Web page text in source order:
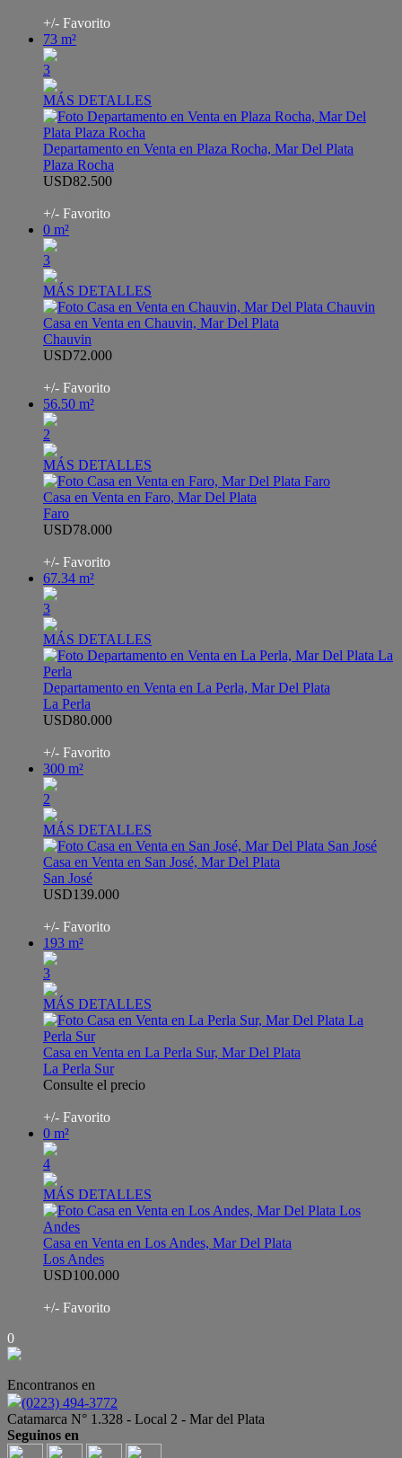
+/- Favorito
73 m²
3
MÁS DETALLES
Departamento en Venta en Plaza Rocha, Mar Del Plata
Plaza Rocha
USD82.500
+/- Favorito
0 m²
3
MÁS DETALLES
Casa en Venta en Chauvin, Mar Del Plata
Chauvin
USD72.000
+/- Favorito
56.50 m²
2
MÁS DETALLES
Casa en Venta en Faro, Mar Del Plata
Faro
USD78.000
+/- Favorito
67.34 m²
3
MÁS DETALLES
Departamento en Venta en La Perla, Mar Del Plata
La Perla
USD80.000
+/- Favorito
300 m²
2
MÁS DETALLES
Casa en Venta en San José, Mar Del Plata
San José
USD139.000
+/- Favorito
193 m²
3
MÁS DETALLES
Casa en Venta en La Perla Sur, Mar Del Plata
La Perla Sur
Consulte el precio
+/- Favorito
0 m²
4
MÁS DETALLES
Casa en Venta en Los Andes, Mar Del Plata
Los Andes
USD100.000
+/- Favorito
0
Encontranos en
(0223) 494-3772
Catamarca N° 1.328 - Local 2 - Mar del Plata
Seguinos en